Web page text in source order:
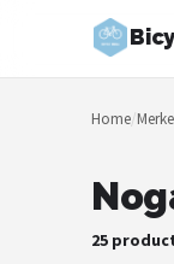
Zoeken
NAVIGATIE
Merken
Home/
25